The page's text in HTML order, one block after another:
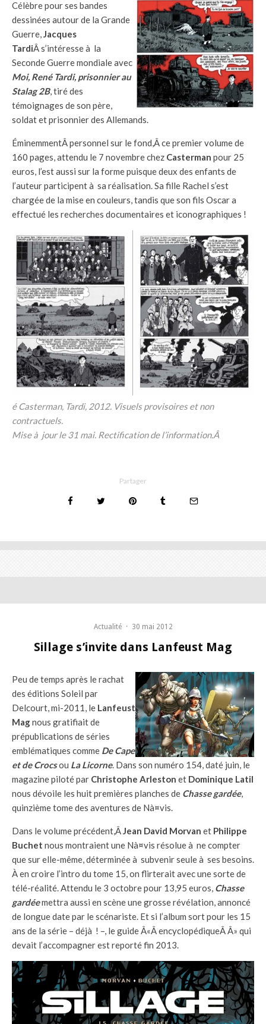
Célèbre pour ses bandes
dessinées autour de la Grande
Guerre,Jacques
TardiÂ s’intéresse à la
Seconde Guerre mondiale avec
Moi, René Tardi, prisonnier au
Stalag 2B, tiré des
témoignages de son père,
soldat et prisonnier des Allemands.
ÉminemmentÂ personnel sur le fond,Â ce premier volume de
160 pages, attendu le 7 novembre chez Casterman pour 25
euros, l’est aussi sur la forme puisque deux des enfants de
l’auteur participent à sa réalisation. Sa fille Rachel s’est
chargée de la mise en couleurs, tandis que son fils Oscar a
effectué les recherches documentaires et iconographiques !
é Casterman, Tardi, 2012. Visuels provisoires et non
contractuels.
Mise à jour le 31 mai. Rectification de l’information.Â
Partager
Actualité · 30 mai 2012
Sillage s’invite dans Lanfeust Mag
Peu de temps après le rachat
des éditions Soleil par
Delcourt, mi-2011, le Lanfeust
Magnous gratifiait de
prépublications de séries
emblématiques comme De Cape
et de Crocsou La Licorne. Dans son numéro 154, daté juin, le
magazine piloté par Christophe Arleston et Dominique Latil
nous dévoile les huit premières planches de Chasse gardée,
quinzième tome des aventures de Nà¤vis.
Dans le volume précédent,ÂJean David Morvan et Philippe
Buchet nous montraient une Nà¤vis résolue à ne compter
que sur elle-même, déterminée à subvenir seule à ses besoins.
À en croire l’intro du tome 15, on flirterait avec une sorte de
télé-réalité. Attendu le 3 octobre pour 13,95 euros, Chasse
gardéemettra aussi en scène une grosse révélation, annoncé
de longue date par le scénariste. Et si l’album sort pour les 15
ans de la série – déjà ! –, le guide Â«Â encyclopédiqueÂ Â» qui
devait l’accompagner est reporté fin 2013.